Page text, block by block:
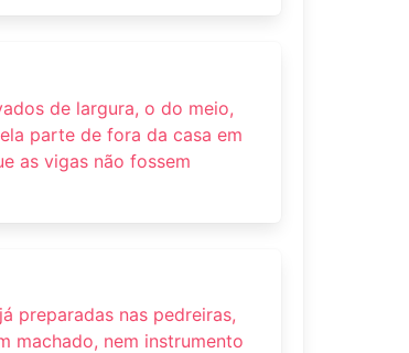
de largura, o do meio,
parte de fora da casa em
as vigas não fossem
preparadas nas pedreiras,
machado, nem instrumento